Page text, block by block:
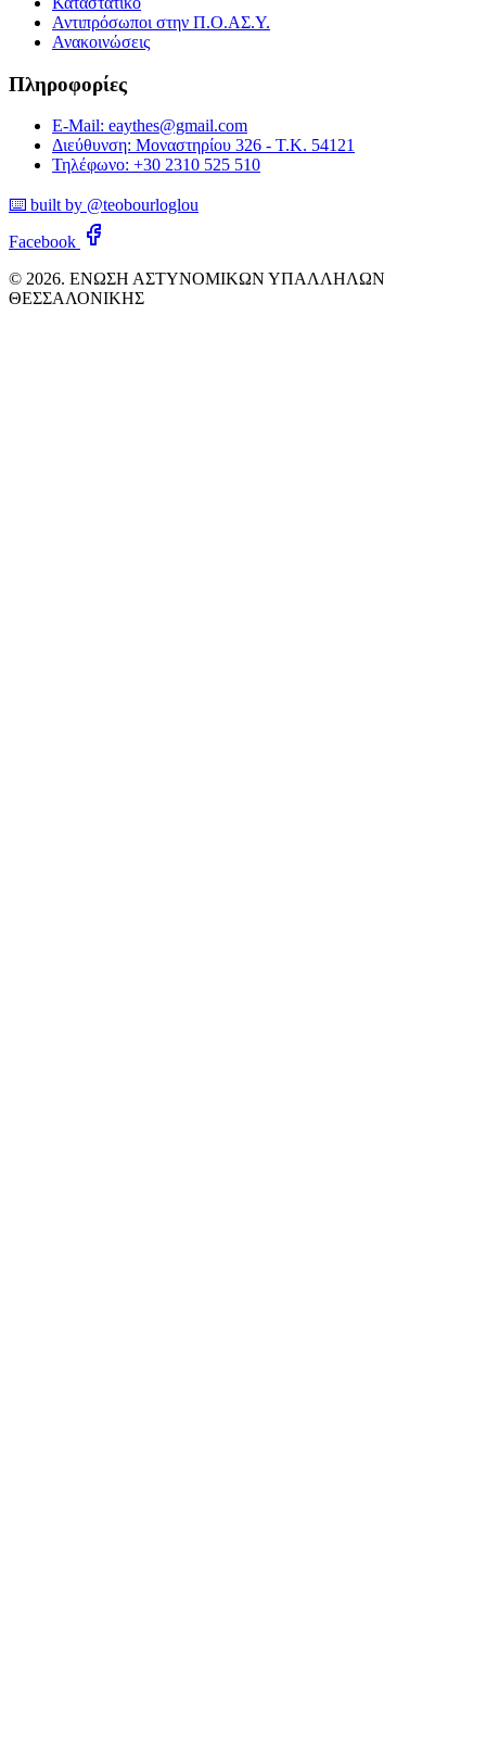
Αντιπρόσωποι στην Π.Ο.ΑΣ.Υ.
Ανακοινώσεις
Πληροφορίες
E-Mail: eaythes@gmail.com
Διεύθυνση: Μοναστηρίου 326 - Τ.Κ. 54121
Τηλέφωνο: +30 2310 525 510
⌨️ built by @teobourloglou
Facebook
© 2026. ΕΝΩΣΗ ΑΣΤΥΝΟΜΙΚΩΝ ΥΠΑΛΛΗΛΩΝ
ΘΕΣΣΑΛΟΝΙΚΗΣ